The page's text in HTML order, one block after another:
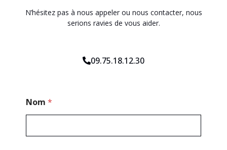
N’hésitez pas à nous appeler ou nous contacter, nous
serions ravies de vous aider.
09.75.18.12.30
Nom *